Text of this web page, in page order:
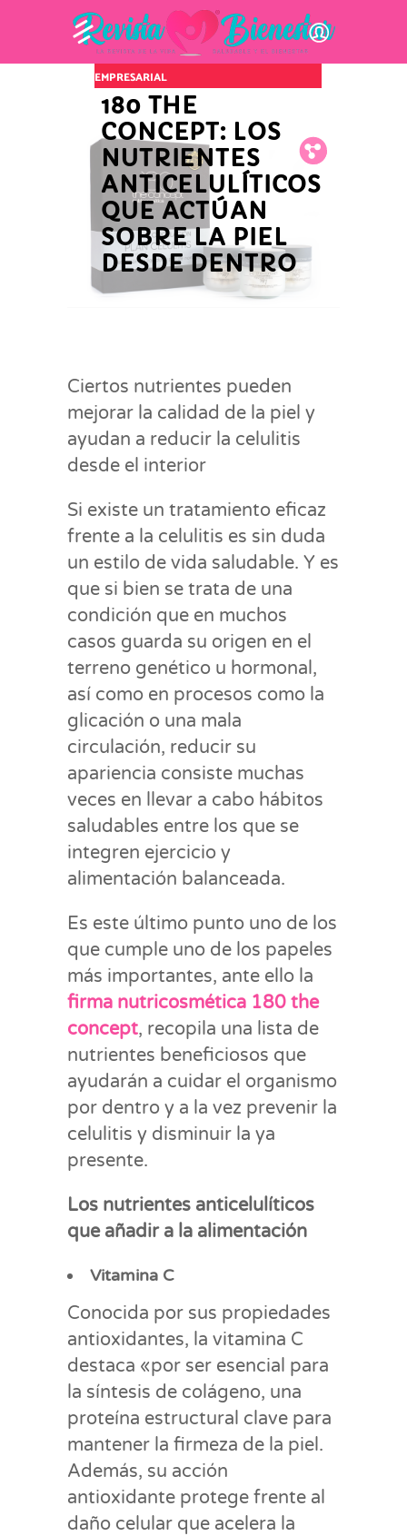
Fb.
Tw.
Pin.
INNOVACIÓN Y ACTUALIDAD
EMPRESARIAL
180 THE
CONCEPT: LOS
NUTRIENTES
ANTICELULÍTICOS
QUE ACTÚAN
SOBRE LA PIEL
DESDE DENTRO
Ciertos nutrientes pueden
mejorar la calidad de la piel y
ayudan a reducir la celulitis
desde el interior
Si existe un tratamiento eficaz
frente a la celulitis es sin duda
un estilo de vida saludable. Y es
que si bien se trata de una
condición que en muchos
casos guarda su origen en el
terreno genético u hormonal,
así como en procesos como la
glicación o una mala
circulación, reducir su
apariencia consiste muchas
veces en llevar a cabo hábitos
saludables entre los que se
integren ejercicio y
alimentación balanceada.
Es este último punto uno de los
que cumple uno de los papeles
más importantes, ante ello la
firma nutricosmética 180 the
concept, recopila una lista de
nutrientes beneficiosos que
ayudarán a cuidar el organismo
por dentro y a la vez prevenir la
celulitis y disminuir la ya
presente.
Los nutrientes anticelulíticos
que añadir a la alimentación
Vitamina C
Conocida por sus propiedades
antioxidantes, la vitamina C
destaca «por ser esencial para
la síntesis de colágeno, una
proteína estructural clave para
mantener la firmeza de la piel.
Además, su acción
antioxidante protege frente al
daño celular que acelera la